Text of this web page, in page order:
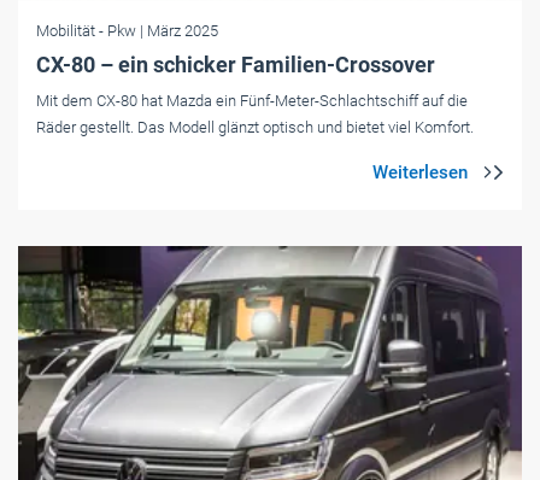
Mobilität - Pkw | März 2025
CX-80 – ein schicker Familien-Crossover
Mit dem CX-80 hat Mazda ein Fünf-Meter-Schlachtschiff auf die
Räder gestellt. Das Modell glänzt optisch und bietet viel Komfort.